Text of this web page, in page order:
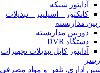
آداپتور شبکه
کانکتور – اسپلیتر – تبدیلات
مداربسته
دوربین مداربسته
دستگاه DVR
آداپتور کابل تبدیلات تجهیزات
اداری، تلفن و مواد مصرفی